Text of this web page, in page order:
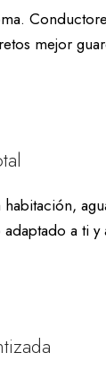
mejor
habitación,
a ti y